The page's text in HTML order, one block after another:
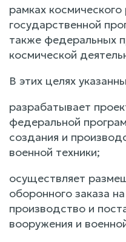
рамках космического
государственной
также федеральных
космической
В этих целях
разрабатывает
федеральной
создания и
военной техники;
осуществляет
оборонного заказа
производство и
вооружения и